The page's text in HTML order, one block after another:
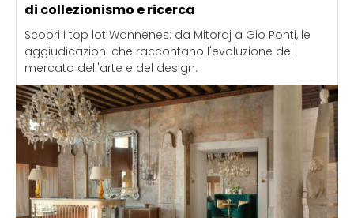
di collezionismo e ricerca
Scopri i top lot Wannenes: da Mitoraj a Gio Ponti, le
aggiudicazioni che raccontano l'evoluzione del
mercato dell'arte e del design.